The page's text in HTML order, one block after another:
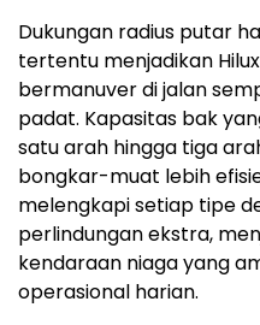
Dukungan radius putar
tertentu menjadikan
bermanuver di jalan
padat. Kapasitas bak
satu arah hingga tiga
bongkar-muat lebih
melengkapi setiap tipe
perlindungan ekstra,
kendaraan niaga yang
operasional harian.